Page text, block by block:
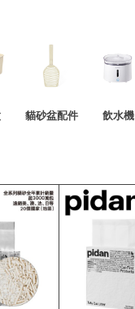
貓砂盆配件 飲水機